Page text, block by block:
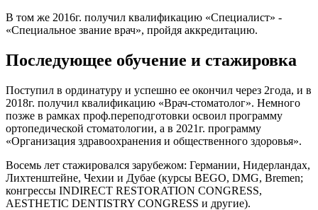
В том же 2016г. получил квалификацию «Специалист» -
«Специальное звание врач», пройдя аккредитацию.
Последующее обучение и стажировка
Поступил в ординатуру и успешно ее окончил через 2года, и в
2018г. получил квалификацию «Врач-стоматолог». Немного
позже в рамках проф.переподготовки освоил программу
ортопедической стоматологии, а в 2021г. программу
«Организация здравоохранения и общественного здоровья».
Восемь лет стажировался зарубежом: Германии, Нидерландах,
Лихтенштейне, Чехии и Дубае (курсы BEGO, DMG, Bremen;
конгрессы INDIRECT RESTORATION CONGRESS,
AESTHETIC DENTISTRY CONGRESS и другие).